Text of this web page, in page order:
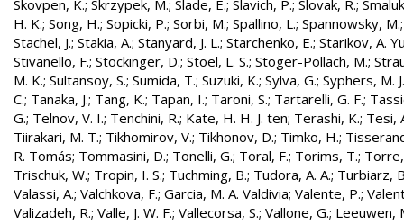
Skovpen, K.; Skrzypek, M.; Slade, E.; Slavich, P.; Slovak, R.;
H. K.; Song, H.; Sopicki, P.; Sorbi, M.; Spallino, L.; Spannowsky, M.
Stachel, J.; Stakia, A.; Stanyard, J. L.; Starchenko, E.; Starikov, A.
Stivanello, F.; Stöckinger, D.; Stoel, L. S.; Stöger-Pollach, M.;
M. K.; Sultansoy, S.; Sumida, T.; Suzuki, K.; Sylva, G.; Syphers, M. J.
C.; Tanaka, J.; Tang, K.; Tapan, I.; Taroni, S.; Tartarelli, G. F.;
G.; Telnov, V. I.; Tenchini, R.; Kate, H. H. J. ten; Terashi, K.; Tesi,
Tiirakari, M. T.; Tikhomirov, V.; Tikhonov, D.; Timko, H.;
R. Tomás; Tommasini, D.; Tonelli, G.; Toral, F.; Torims, T.;
Trischuk, W.; Tropin, I. S.; Tuchming, B.; Tudora, A. A.; Turbiarz,
Valassi, A.; Valchkova, F.; Garcia, M. A. Valdivia; Valente, P.;
Valizadeh, R.; Valle, J. W. F.; Vallecorsa, S.; Vallone, G.; Leeuwen,